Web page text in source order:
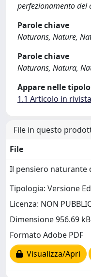
perfezionamento del
Parole chiave
Naturans, Nature,
Parole chiave
Naturans, Natura,
Appare nelle
1.1 Articolo in rivista
File in questo
File
Il pensiero naturante
Tipologia: Versione
Licenza: NON
Dimensione 956.69 kB
Formato Adobe PDF
Visualizza/Apri